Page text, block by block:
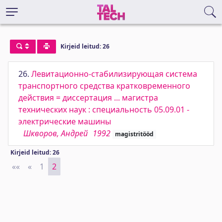
Kirjeid leitud: 26
26. Левитационно-стабилизирующая система
транспортного средства кратковременного
действия = диссертация ... магистра
технических наук : специальность 05.09.01 -
электрические машины
Шкворов, Андрей 1992 magistritööd
Kirjeid leitud: 26
«« First
« Previous
1 2